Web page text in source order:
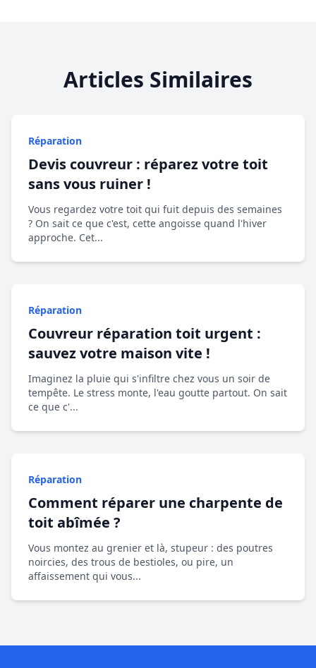
Articles Similaires
Réparation
Devis couvreur : réparez votre toit
sans vous ruiner !
Vous regardez votre toit qui fuit depuis des semaines
? On sait ce que c'est, cette angoisse quand l'hiver
approche. Cet...
Réparation
Couvreur réparation toit urgent :
sauvez votre maison vite !
Imaginez la pluie qui s'infiltre chez vous un soir de
tempête. Le stress monte, l'eau goutte partout. On sait
ce que c'...
Réparation
Comment réparer une charpente de
toit abîmée ?
Vous montez au grenier et là, stupeur : des poutres
noircies, des trous de bestioles, ou pire, un
affaissement qui vous...